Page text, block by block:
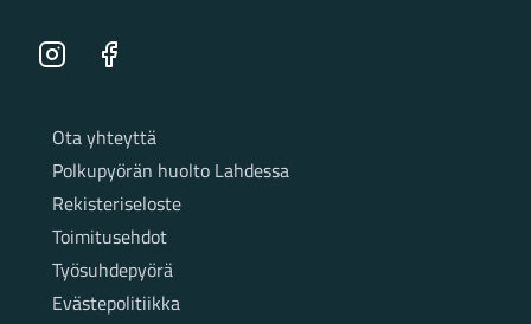
Instagram Facebook
SivutOta yhteyttä
Polkupyörän huolto Lahdessa
Rekisteriseloste
Toimitusehdot
Työsuhdepyörä
Evästepolitiikka